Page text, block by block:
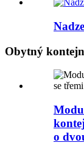
Obytný
o